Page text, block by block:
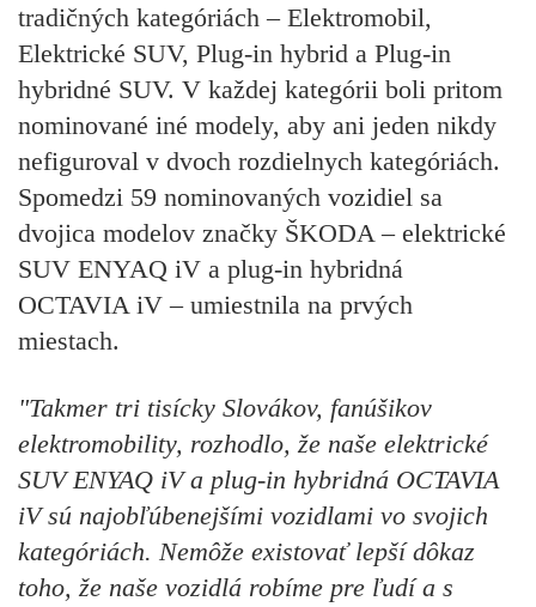
tradičných kategóriách – Elektromobil,
Elektrické SUV, Plug-in hybrid a Plug-in
hybridné SUV. V každej kategórii boli pritom
nominované iné modely, aby ani jeden nikdy
nefiguroval v dvoch rozdielnych kategóriách.
Spomedzi 59 nominovaných vozidiel sa
dvojica modelov značky ŠKODA – elektrické
SUV ENYAQ iV a plug-in hybridná
OCTAVIA iV – umiestnila na prvých
miestach.
"Takmer tri tisícky Slovákov, fanúšikov
elektromobility, rozhodlo, že naše elektrické
SUV ENYAQ iV a plug-in hybridná OCTAVIA
iV sú najobľúbenejšími vozidlami vo svojich
kategóriách. Nemôže existovať lepší dôkaz
toho, že naše vozidlá robíme pre ľudí a s